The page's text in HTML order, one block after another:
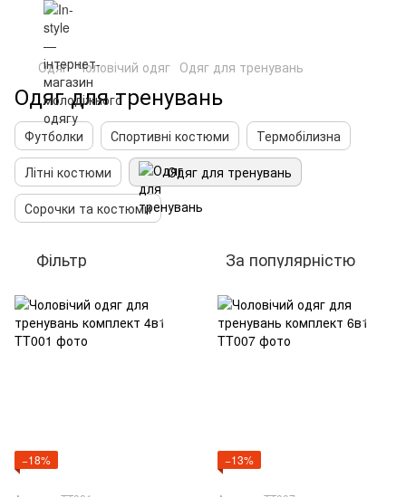
Одяг Чоловічий одяг Одяг для тренувань
Одяг для тренувань
Футболки Спортивні костюми
Термобілизна
Літні костюми
Одяг для тренувань
Сорочки та костюми
Фільтр За популярністю
−18% −13%